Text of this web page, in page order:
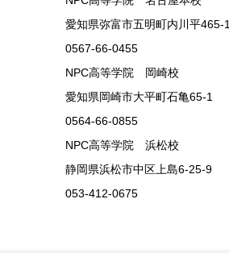
愛知県弥富市五明町内川平465-1
0567-66-0455
NPC高等学院 岡崎校
愛知県岡崎市大平町石亀65-1
0564-66-0855
NPC高等学院 浜松校
静岡県浜松市中区上島6-25-9
053-412-0675